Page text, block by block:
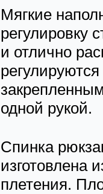
Мягкие
регулировку
и отлично
одной рукой.
Спинка
изготовлена
плетения.